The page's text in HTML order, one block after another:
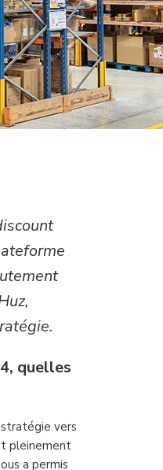
quelles
vers
pleinement
a permis